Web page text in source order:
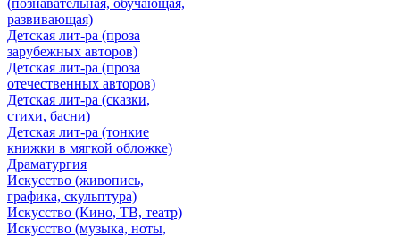
развивающая)
Детская лит-ра (проза
зарубежных авторов)
Детская лит-ра (проза
отечественных авторов)
Детская лит-ра (сказки,
стихи, басни)
Детская лит-ра (тонкие
книжки в мягкой обложке)
Драматургия
Искусствo (живопись,
графика, скульптура)
Искусствo (Кино, ТВ, театр)
Искусствo (музыка, ноты,